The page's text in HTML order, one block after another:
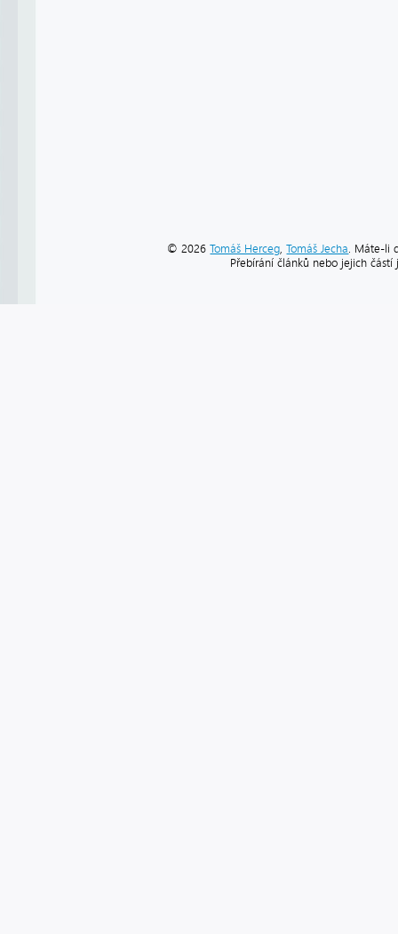
© 2026Tomáš Herceg,Tomáš Jecha. Máte-li
Přebírání článků nebo jejich